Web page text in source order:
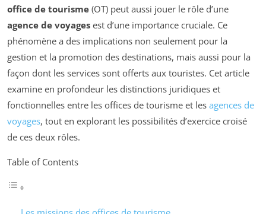
office de tourisme (OT) peut aussi jouer le rôle d’une
agence de voyages est d’une importance cruciale. Ce
phénomène a des implications non seulement pour la
gestion et la promotion des destinations, mais aussi pour la
façon dont les services sont offerts aux touristes. Cet article
examine en profondeur les distinctions juridiques et
fonctionnelles entre les offices de tourisme et les agences de
voyages, tout en explorant les possibilités d’exercice croisé
de ces deux rôles.
Table of Contents